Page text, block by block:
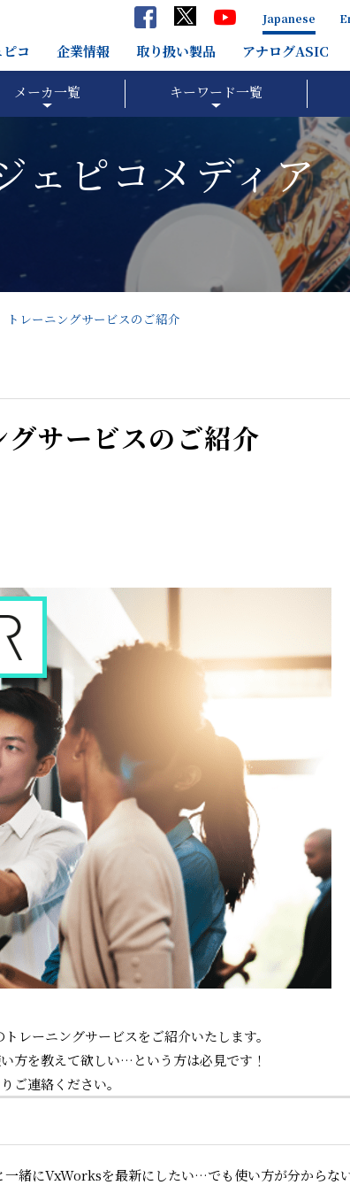
Japanese
コ 企業情報 取り扱い製品 アナログASIC
メーカ一覧 キーワード一覧
ェピコメディア
トレーニングサービスのご紹介
サービスのご紹介
ーニングサービスをご紹介いたします。
を教えて欲しい…という方は必見です！
ご連絡ください。
緒にVxWorksを最新にしたい…でも使い方が分からな